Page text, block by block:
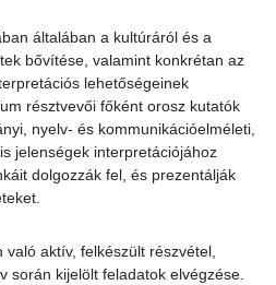
általában a kultúráról és a
bővítése, valamint konkrétan az
lehetőségeinek
résztvevői főként orosz kutatók
nyelv- és kommunikációelméleti,
jelenségek interpretációjához
dolgozzák fel, és prezentálják
aktív, felkészült részvétel,
során kijelölt feladatok elvégzése.